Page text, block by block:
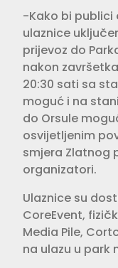
-Kako bi publici
ulaznice
prijevoz do
nakon
20:30 sati sa
moguć i na
do Orsule
osvijetljenim
smjera Zlatnog
organizatori.
Ulaznice su
CoreEvent,
Media Pile,
na ulazu u park